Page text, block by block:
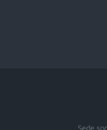
Sede